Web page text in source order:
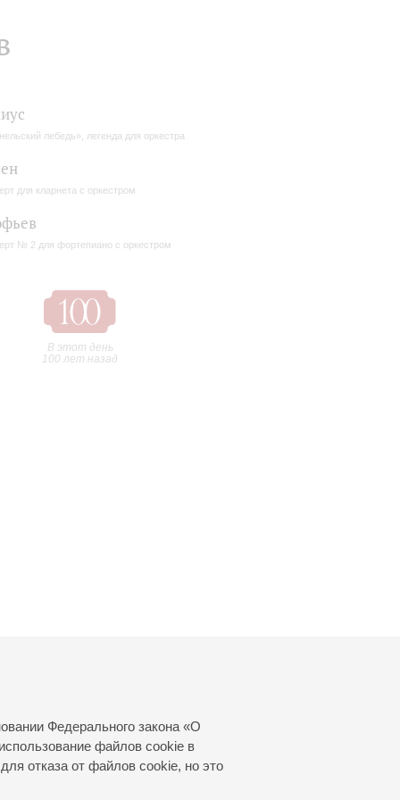
Федерального закона «О
файлов cookie в
отказа от файлов cookie, но это
лебедь», легенда для оркестра
для кларнета с оркестром
№ 2 для фортепиано с оркестром
В этот день
100 лет назад